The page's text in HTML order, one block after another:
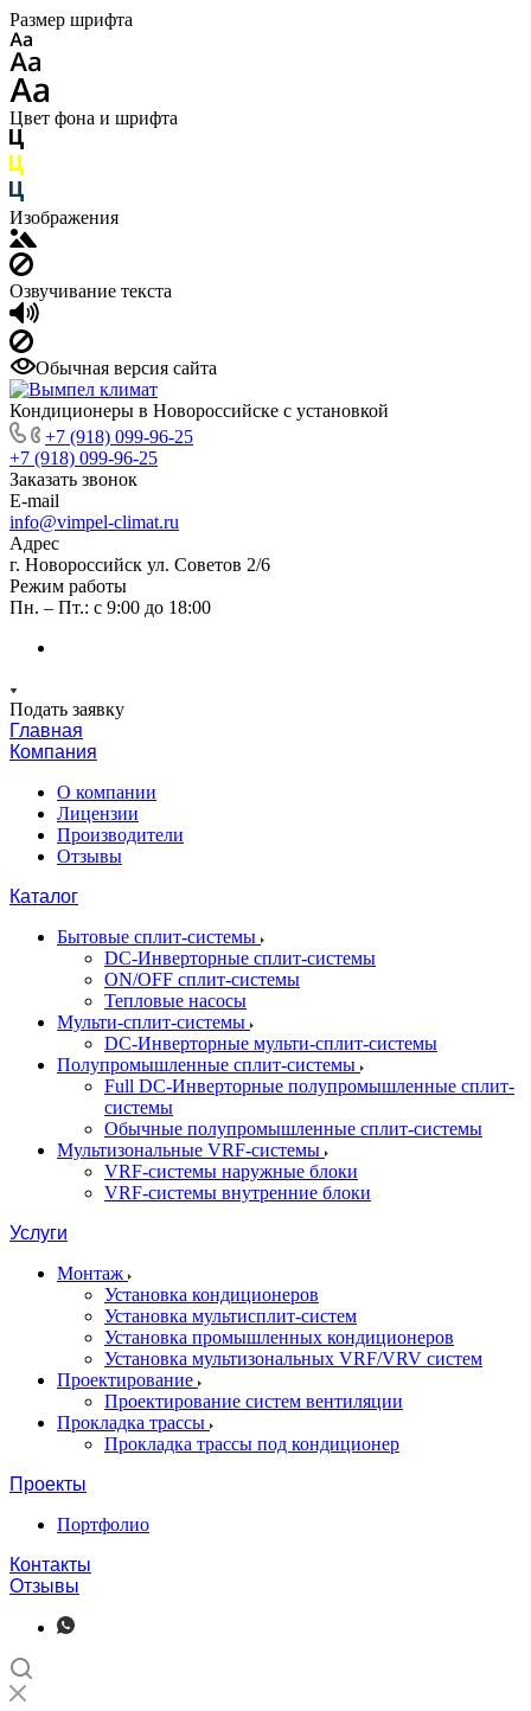
Размер шрифта
Цвет фона и шрифта
Изображения
Озвучивание текста
Обычная версия сайта
Кондиционеры в Новороссийске с установкой
+7 (918) 099-96-25
+7 (918) 099-96-25
Заказать звонок
E-mail
info@vimpel-climat.ru
Адрес
г. Новороссийск ул. Советов 2/6
Режим работы
Пн. – Пт.: с 9:00 до 18:00
Подать заявку
Главная
Компания
О компании
Лицензии
Производители
Отзывы
Каталог
Бытовые сплит-системы
DC-Инверторные сплит-системы
ON/OFF сплит-системы
Тепловые насосы
Мульти-сплит-системы
DC-Инверторные мульти-сплит-системы
Полупромышленные сплит-системы
Full DC-Инверторные полупромышленные сплит-
системы
Обычные полупромышленные сплит-системы
Мультизональные VRF-системы
VRF-системы наружные блоки
VRF-системы внутренние блоки
Услуги
Монтаж
Установка кондиционеров
Установка мультисплит-систем
Установка промышленных кондиционеров
Установка мультизональных VRF/VRV систем
Проектирование
Проектирование систем вентиляции
Прокладка трассы
Прокладка трассы под кондиционер
Проекты
Портфолио
Контакты
Отзывы